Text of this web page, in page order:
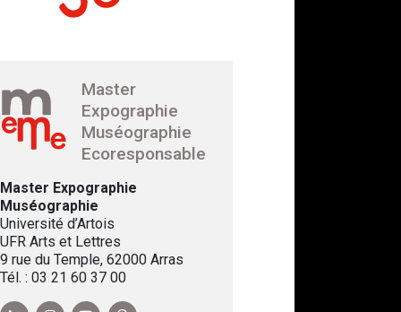
Master
Expographie
Muséographie
Ecoresponsable
Master Expographie
Muséographie
Université d’Artois
UFR Arts et Lettres
9 rue du Temple, 62000 Arras
Tél. : 03 21 60 37 00